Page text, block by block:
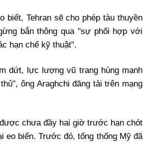
biết, Tehran sẽ cho phép tàu thuyền
bắn thông qua "sự phối hợp với
hạn chế kỹ thuật".
dứt, lực lượng vũ trang hùng mạnh
ông Araghchi đăng tải trên mạng
chưa đầy hai giờ trước hạn chót
eo biển. Trước đó, tổng thống Mỹ đã